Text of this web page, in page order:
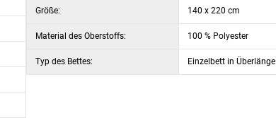
Größe: 140 x 220 cm
Material des Oberstoffs: 100 % Polyester
Typ des Bettes: Einzelbett in Überlänge